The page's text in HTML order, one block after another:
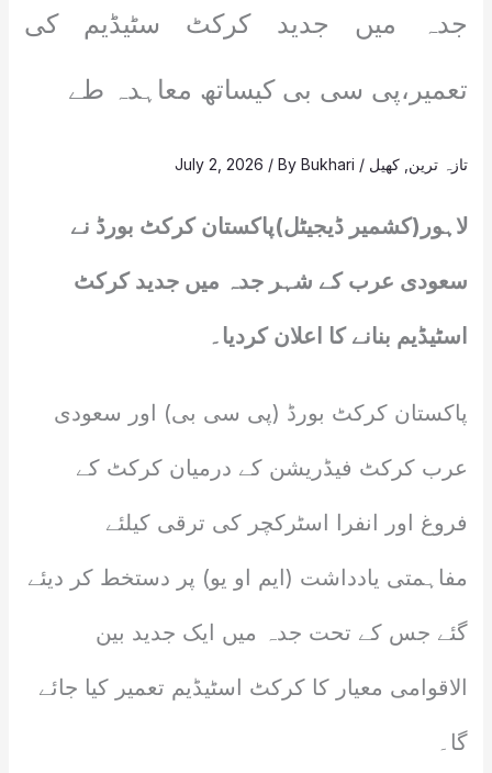
جدہ میں جدید کرکٹ سٹیڈیم کی
تعمیر،پی سی بی کیساتھ معاہدہ طے
تازہ ترین کھیل /
July 2, 2026 / ByBukhari
لاہور(کشمیر ڈیجیٹل)پاکستان کرکٹ بورڈ نے
سعودی عرب کے شہر جدہ میں جدید کرکٹ
اسٹیڈیم بنانے کا اعلان کردیا۔
پاکستان کرکٹ بورڈ (پی سی بی) اور سعودی
عرب کرکٹ فیڈریشن کے درمیان کرکٹ کے
فروغ اور انفرا اسٹرکچر کی ترقی کیلئے
مفاہمتی یادداشت (ایم او یو) پر دستخط کر دیئے
گئے جس کے تحت جدہ میں ایک جدید بین
الاقوامی معیار کا کرکٹ اسٹیڈیم تعمیر کیا جائے
گا۔